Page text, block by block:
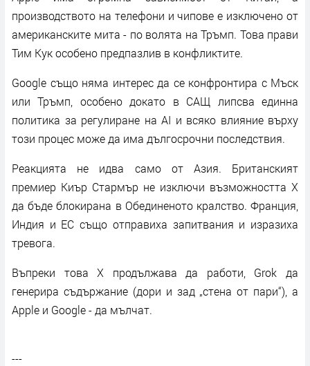
производството на телефони и чипове е изключено от
американските мита - по волята на Тръмп. Това прави
Тим Кук особено предпазлив в конфликтите.
Google също няма интерес да се конфронтира с Мъск
или Тръмп, особено докато в САЩ липсва единна
политика за регулиране на AI и всяко влияние върху
този процес може да има дългосрочни последствия.
Реакцията не идва само от Азия. Британският
премиер Киър Стармър не изключи възможността X
да бъде блокирана в Обединеното кралство. Франция,
Индия и ЕС също отправиха запитвания и изразиха
тревога.
Въпреки това X продължава да работи, Grok да
генерира съдържание (дори и зад „стена от пари“), а
Apple и Google - да мълчат.
---